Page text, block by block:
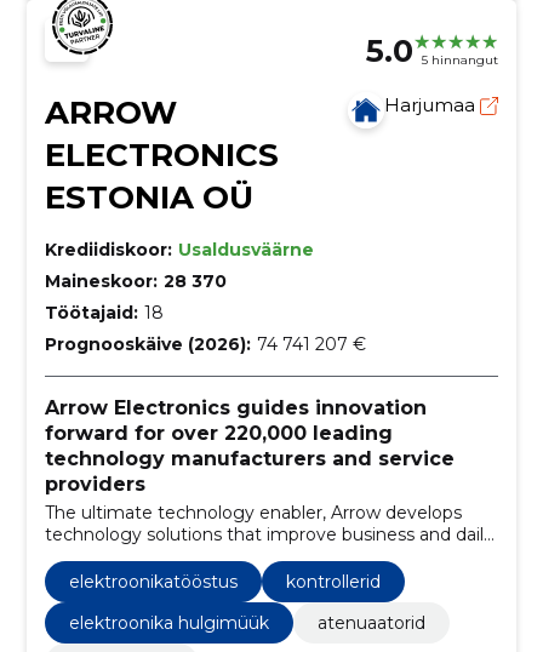
5.0 5 hinnangut
ARROW
ELECTRONICS
ESTONIA OÜ
Harjumaa
Krediidiskoor: Usaldusväärne
Maineskoor: 28 370
Töötajaid: 18
Prognooskäive (2026): 74 741 207 €
Arrow Electronics guides innovation
forward for over 220,000 leading
technology manufacturers and service
providers
The ultimate technology enabler, Arrow develops
technology solutions that improve business and daily
life
elektroonikatööstus
kontrollerid
elektroonika hulgimüük
atenuaatorid